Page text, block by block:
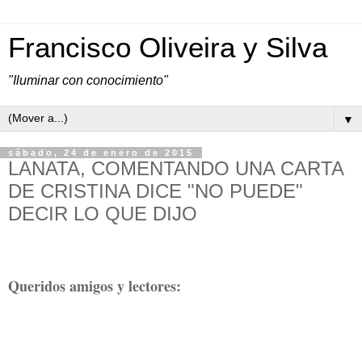
Francisco Oliveira y Silva
"Iluminar con conocimiento"
▼
sábado, 24 de enero de 2015
LANATA, COMENTANDO UNA CARTA
DE CRISTINA DICE "NO PUEDE"
DECIR LO QUE DIJO
Queridos amigos y lectores: